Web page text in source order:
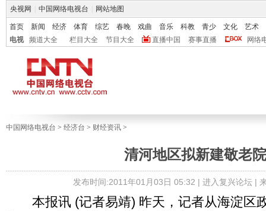
央视网 中国网络电视台 网站地图
首页 新闻 经济 体育 综艺 春晚 戏曲 音乐 科教 青少 文化
艺术
电视
频道大全 栏目大全 节目大全 直播中国 赛事直播 网络
中国网络电视台 > 经济台 > 财经资讯 >
清河地区拟新建敬老院
发布时间:2011年01月03日 05:32 | 进入复兴论坛|
本报讯 (记者易靖) 昨天，记者从海淀区